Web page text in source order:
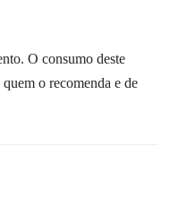
O consumo deste
o recomenda e de